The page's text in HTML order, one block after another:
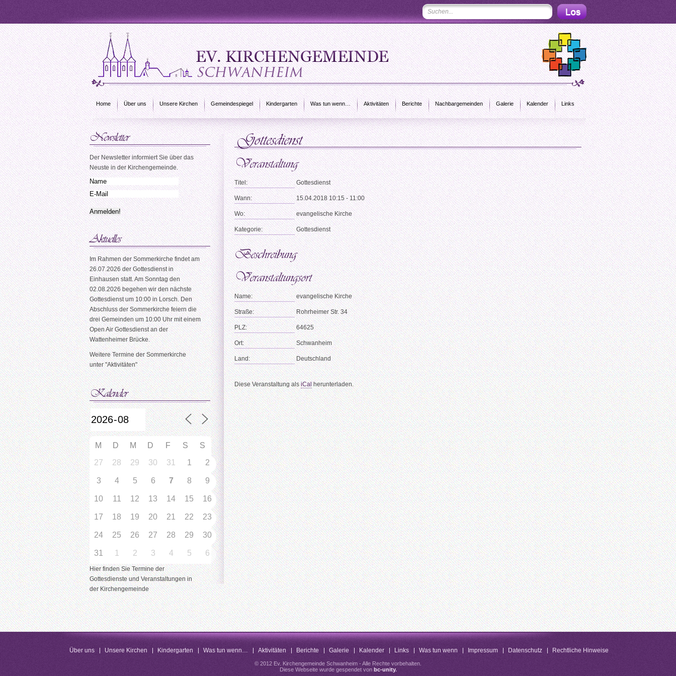
Home Über uns Unsere Kirchen Gemeindespiegel Kindergarten Was tun wenn… Aktivitäten Berichte Nachbargemeinden Galerie Kalender Links
Titel: Gottesdienst
Wann: 15.04.2018 10:15 - 11:00
Wo: evangelische Kirche
Kategorie: Gottesdienst
Name: evangelische Kirche
Straße: Rohrheimer Str. 34
PLZ: 64625
Ort: Schwanheim
Land: Deutschland
Diese Veranstaltung alsiCal herunterladen.
Der Newsletter informiert Sie über das
Neuste in der Kirchengemeinde.
Im Rahmen der Sommerkirche findet am
26.07.2026 der Gottesdienst in
Einhausen statt. Am Sonntag den
02.08.2026 begehen wir den nächste
Gottesdienst um 10:00 in Lorsch. Den
Abschluss der Sommerkirche feiern die
drei Gemeinden um 10:00 Uhr mit einem
Open Air Gottesdienst an der
Wattenheimer Brücke.
Weitere Termine der Sommerkirche
unter "Aktivitäten"
M D M D F S
S
27
28 29 30 31 1 2
3 4 5 6 7 8 9
10 11 12 13 14 15 16
17 18 19 20 21 22 23
24 25 26 27 28 29 30
31 1 2 3 4 5 6
Hier finden Sie Termine der
Gottesdienste und Veranstaltungen in
der Kirchengemeinde
Über uns Unsere Kirchen Kindergarten Was tun wenn… Aktivitäten Berichte Galerie Kalender Links Was tun wenn Impressum Datenschutz Rechtliche Hinweise
© 2012 Ev. Kirchengemeinde Schwanheim - Alle Rechte vorbehalten.
Diese Webseite wurde gespendet von bc-unity.